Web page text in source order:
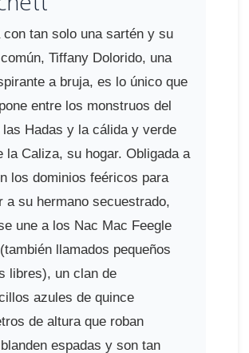
con tan solo una sartén y su
Tiffany Dolorido, una
a bruja, es lo único que
entre los monstruos del
las Hadas y la cálida y verde
la Caliza, su hogar. Obligada a
los dominios feéricos para
a su hermano secuestrado,
une a los Nac Mac Feegle
llamados pequeños
libres), un clan de
azules de quince
de altura que roban
espadas y son tan